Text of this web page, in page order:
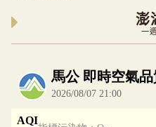
澎
一
內嵌空氣品質小工具